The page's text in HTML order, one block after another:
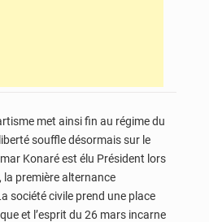
met ainsi fin au régime du
souffle désormais sur le
Konaré est élu Président lors
première alternance
société civile prend une place
et l’esprit du 26 mars incarne